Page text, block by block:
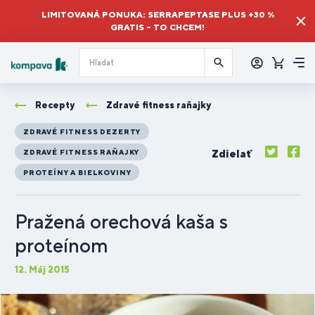
LIMITOVANÁ PONUKA: SERRAPEPTASE PLUS +30 %
GRATIS – TO CHCEM!
sa
Košík
Recepty Zdravé fitness raňajky
ZDRAVÉ FITNESS DEZERTY
ZDRAVÉ FITNESS RAŇAJKY
PROTEÍNY A BIELKOVINY
Zdielať
Pražená orechová kaša s
proteínom
12. Máj 2015